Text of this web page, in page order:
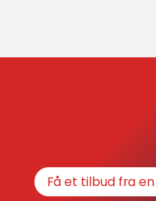
Få et tilbud fra